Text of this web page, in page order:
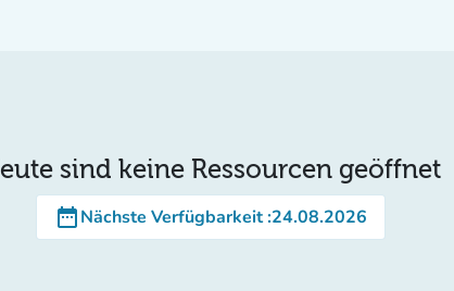
sind keine Ressourcen geöffnet
date_rangeNächste Verfügbarkeit:24.08.2026